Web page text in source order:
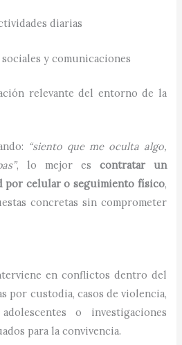
diarias
y comunicaciones
relevante del entorno de la
“siento que me oculta algo,
, lo mejor es contratar un
por celular o seguimiento físico,
concretas sin comprometer
en conflictos dentro del
por custodia, casos de violencia,
o investigaciones
para la convivencia.